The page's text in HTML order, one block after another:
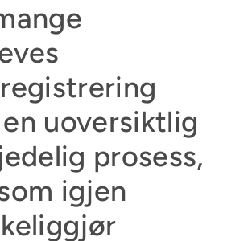
uoversiktlig
prosess,
igjen